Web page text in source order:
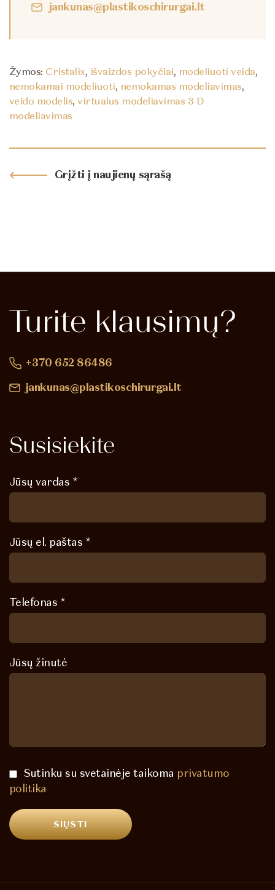
jankunas@plastikoschirurgai.lt
Žymos: Cristalix, išvaizdos pokyčiai, modeliuoti veida,
nemokamai modeliuoti, nemokamas modeliavimas,
veido modelis,virtualus modeliavimas 3 D
modeliavimas
Grįžti į naujienų sąrašą
Turite klausimų?
+370 652 86486
jankunas@plastikoschirurgai.lt
Susisiekite
Jūsų vardas *
Jūsų el. paštas *
Telefonas *
Jūsų žinutė
Sutinku su svetainėje taikoma privatumo
politika